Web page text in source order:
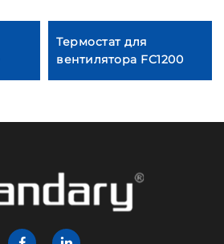
Термостат для
вентилятора FC1200